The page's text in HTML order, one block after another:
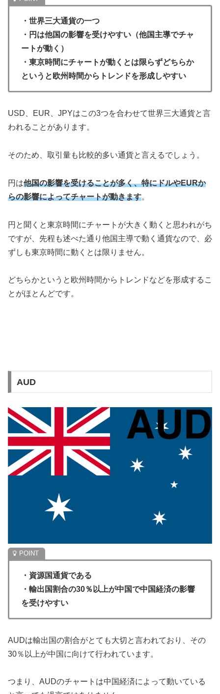
・世界三大通貨の一つ
・円は他国の影響を受けやすい（他国主導でチャ
ートが動く）
・東京時間にチャートが動くとは限らずどちらか
というと欧州時間からトレンドを形成しやすい
USD、EUR、JPYはこの3つを合わせて世界三大通貨と言
われることがあります。
そのため、取引量も比較的多い通貨と言えるでしょう。
円は他国の影響を受けることが多く、特にドルやEURか
らの影響によってチャートが動きます。
円と聞くと東京時間にチャートが大きく動くと思われがち
ですが、先程も述べた通り他国主導で動く通貨なので、必
ずしも東京時間に動くとは限りません。
どちらかというと欧州時間からトレンドなどを形成するこ
とがほとんどです。
AUD
・資源国通貨である
・輸出国割合の30％以上が中国で中国経済の影響
を受けやすい
AUDは輸出国の割合がとても大切と言われており、その
30％以上が中国に向けて行われています。
つまり、AUDのチャートは中国経済によって動いている